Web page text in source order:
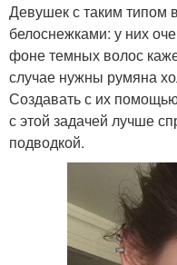
Девушек с таким типом
белоснежками: у них
фоне темных волос
случае нужны румяна
Создавать с их
с этой задачей лучше
подводкой.